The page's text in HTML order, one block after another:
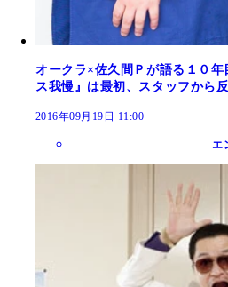
オークラ×佐久間Ｐが語る１０
ス我慢』は最初、スタッフから
2016年09月19日 11:00
エ